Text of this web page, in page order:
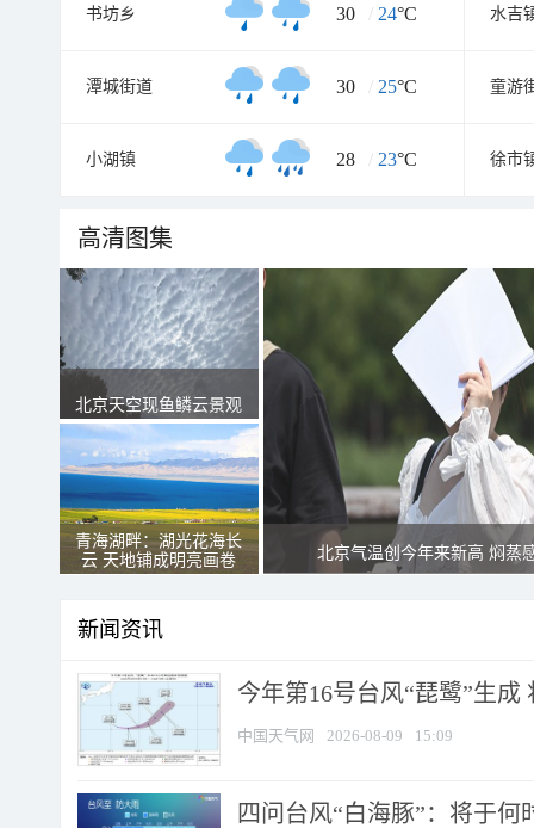
书坊乡 30 / 24°C 水吉
潭城街道 30 / 25°C 童游
小湖镇 28 / 23°C 徐市
高清图集
北京天空现鱼鳞云景观
青海湖畔：湖光花海长
云 天地铺成明亮画卷
北京气温创今年来新高 焖蒸
新闻资讯
今年第16号台风“琵鹭”生
中国天气网 2026-08-09 15:09
四问台风“白海豚”：将于